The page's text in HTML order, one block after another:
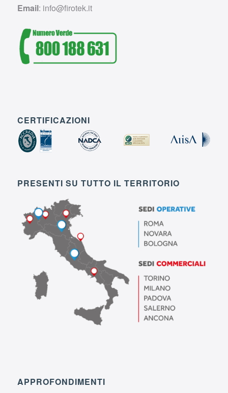
Email: info@firotek.it
CERTIFICAZIONI
PRESENTI SU TUTTO IL TERRITORIO
APPROFONDIMENTI